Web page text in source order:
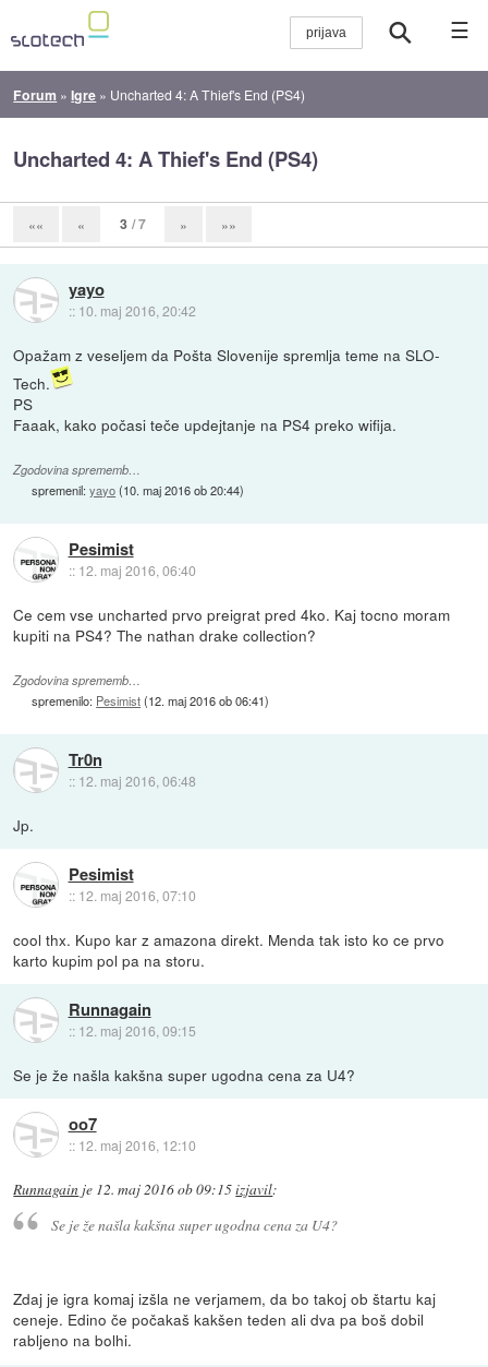
☰
Forum »Igre » Uncharted 4: A Thief's End (PS4)
Uncharted 4: A Thief's End (PS4)
«« « 3 / 7 » »»
yayo
:: 10. maj 2016, 20:42
Opažam z veseljem da Pošta Slovenije spremlja teme na SLO-
Tech.
PS
Faaak, kako počasi teče updejtanje na PS4 preko wifija.
Zgodovina sprememb…
spremenil:yayo(10. maj 2016 ob 20:44)
Pesimist
:: 12. maj 2016, 06:40
Ce cem vse uncharted prvo preigrat pred 4ko. Kaj tocno moram
kupiti na PS4? The nathan drake collection?
Zgodovina sprememb…
spremenilo: Pesimist(12. maj 2016 ob 06:41)
Tr0n
:: 12. maj 2016, 06:48
Jp.
Pesimist
:: 12. maj 2016, 07:10
cool thx. Kupo kar z amazona direkt. Menda tak isto ko ce prvo
karto kupim pol pa na storu.
Runnagain
:: 12. maj 2016, 09:15
Se je že našla kakšna super ugodna cena za U4?
oo7
:: 12. maj 2016, 12:10
Runnagain je 12. maj 2016 ob 09:15izjavil:
Se je že našla kakšna super ugodna cena za U4?
Zdaj je igra komaj izšla ne verjamem, da bo takoj ob štartu kaj
ceneje. Edino če počakaš kakšen teden ali dva pa boš dobil
rabljeno na bolhi.